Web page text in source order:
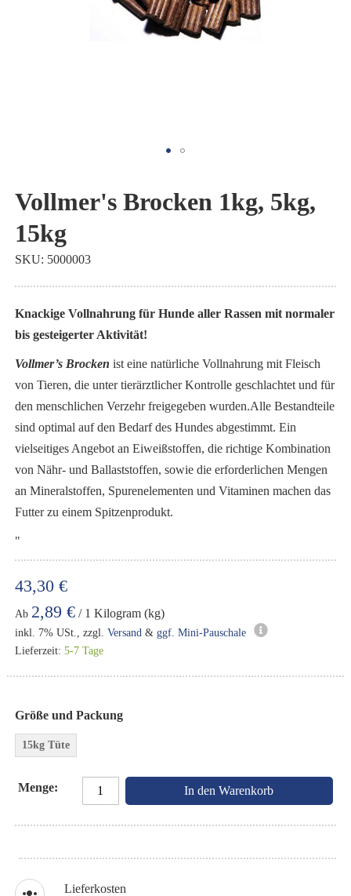
Anfang
der
Bildgalerie
springen
Vollmer's Brocken 1kg, 5kg,
15kg
43,30 €
Ab 2,89 € / 1 Kilogram (kg)
inkl. 7% USt., zzgl.Versand &ggf. Mini-Pauschale
Lieferzeit:5-7 Tage
Größe und Packung
15kg Tüte
Menge In den Warenkorb
Knackige Vollnahrung für Hunde aller Rassen mit normaler
bis gesteigerter Aktivität!
Vollmer’s Brocken ist eine natürliche Vollnahrung mit Fleisch
von Tieren, die unter tierärztlicher Kontrolle geschlachtet und für
den menschlichen Verzehr freigegeben wurden.Alle Bestandteile
sind optimal auf den Bedarf des Hundes abgestimmt. Ein
vielseitiges Angebot an Eiweißstoffen, die richtige Kombination
von Nähr- und Ballaststoffen, sowie die erforderlichen Mengen
an Mineralstoffen, Spurenelementen und Vitaminen machen das
Futter zu einem Spitzenprodukt.
"
SKU 5000003
Lieferkosten